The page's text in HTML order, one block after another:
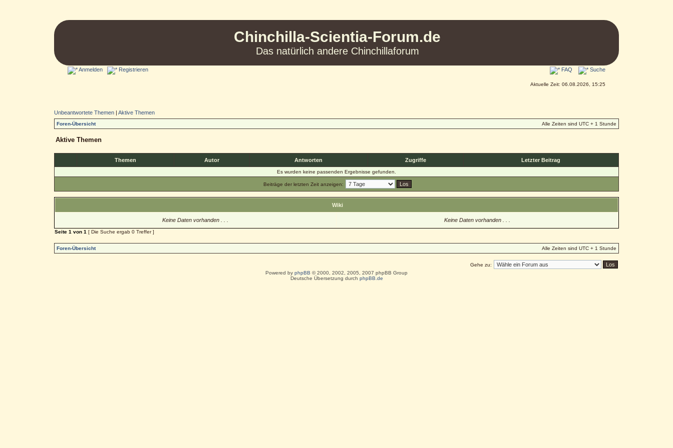
Chinchilla-Scientia-Forum.de
Das natürlich andere Chinchillaforum
Anmelden Registrieren FAQ Suche
Aktuelle Zeit: 06.08.2026, 15:25
Unbeantwortete Themen| Aktive Themen
Foren-Übersicht Alle Zeiten sind UTC + 1 Stunde
Aktive Themen
Themen Autor Antworten Zugriffe Letzter Beitrag
Es wurden keine passenden Ergebnisse gefunden.
Beiträge der letzten Zeit anzeigen:
Wiki
Keine Daten vorhanden . . . Keine Daten vorhanden . . .
Seite 1 von 1 [ Die Suche ergab 0 Treffer ]
Foren-Übersicht Alle Zeiten sind UTC + 1 Stunde
Gehe zu:
Powered by phpBB © 2000, 2002, 2005, 2007 phpBB Group
Deutsche Übersetzung durch phpBB.de